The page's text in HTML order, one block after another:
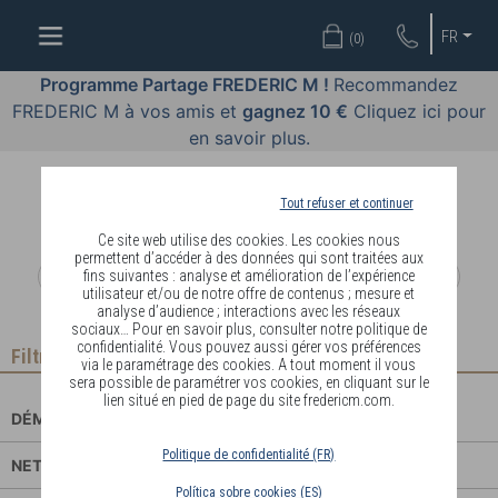
Tout refuser et continuer
Ce site web utilise des cookies. Les cookies nous
permettent d’accéder à des données qui sont traitées aux
fins suivantes : analyse et amélioration de l’expérience
utilisateur et/ou de notre offre de contenus ; mesure et
analyse d’audience ; interactions avec les réseaux
sociaux… Pour en savoir plus, consulter notre politique de
confidentialité. Vous pouvez aussi gérer vos préférences
via le paramétrage des cookies. A tout moment il vous
sera possible de paramétrer vos cookies, en cliquant sur le
lien situé en pied de page du site fredericm.com.
Politique de confidentialité (FR)
Política sobre cookies (ES)
FR
(0)
Programme Partage FREDERIC M ! Recommandez
FREDERIC M à vos amis et gagnez 10 € Cliquez ici pour
en savoir plus.
OFFRES
COSMÉTIQUES
PARFUMS
BODY
DIAGNOSTIC
PEAU
DEVENIR
DISTRIBUTEUR
Filtrer
DÉMAQUILLER
NETTOYER